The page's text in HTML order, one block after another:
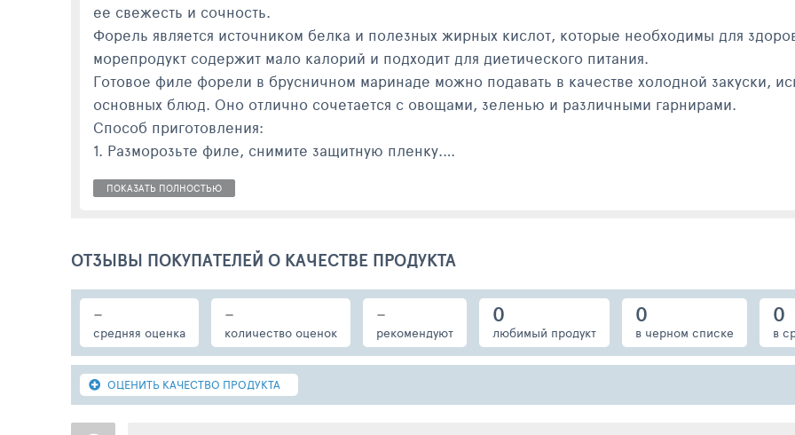
ее свежесть и сочность.
Форель является источником белка и полезных жирных кислот, которые необходимы для
морепродукт содержит мало калорий и подходит для диетического питания.
Готовое филе форели в брусничном маринаде можно подавать в качестве холодной закуски,
основных блюд. Оно отлично сочетается с овощами, зеленью и различными гарнирами.
Способ приготовления:
1. Разморозьте филе, снимите защитную пленку.
ПОКАЗАТЬ ПОЛНОСТЬЮ
ОТЗЫВЫ ПОКУПАТЕЛЕЙ О КАЧЕСТВЕ ПРОДУКТА
-
средняя оценка
-
количество оценок
-
рекомендуют
0
любимый продукт
0
в черном списке
0
в
ОЦЕНИТЬ КАЧЕСТВО ПРОДУКТА